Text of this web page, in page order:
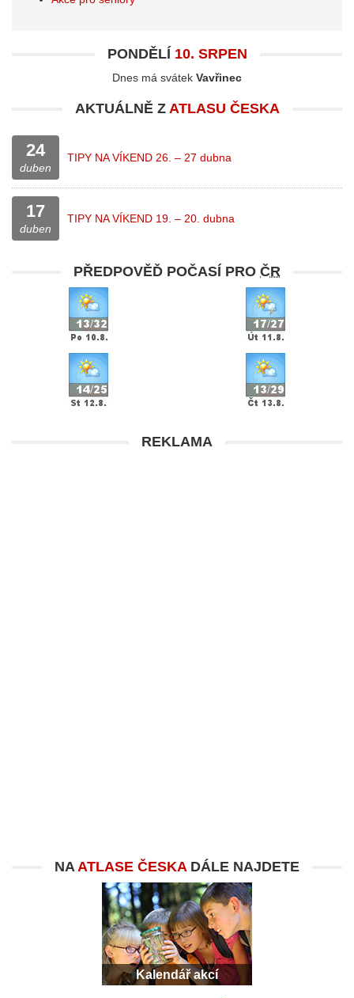
PONDĚLÍ 10. SRPEN
Dnes má svátek Vavřinec
AKTUÁLNĚ Z ATLASU ČESKA
24
duben
TIPY NA VÍKEND 26. – 27 dubna
17
duben
TIPY NA VÍKEND 19. – 20. dubna
PŘEDPOVĚĎ POČASÍ PRO ČR
REKLAMA
NAATLASE ČESKADÁLE NAJDETE
Kalendář akcí